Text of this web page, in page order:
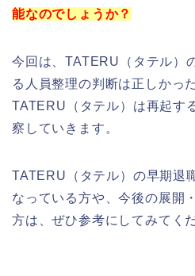
能なのでしょうか？
今回は、TATERU（タテル）
る人員整理の判断は正しかっ
TATERU（タテル）は再起す
察していきます。
TATERU（タテル）の早期退
なっている方や、今後の展開
方は、ぜひ参考にしてみてく